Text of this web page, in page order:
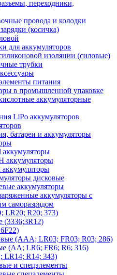
переходники,
провода и колодки
(косичка)
для аккумуляторов
изоляции (силовые)
трубки
питания
в промышленной упаковке
аккумуляторные
LiPo аккумуляторов
батареи и аккумуляторы
аккумуляторы
аккумуляторы
дисковые
аккумуляторы
аккумуляторы с
саморазрядом
LR20; R20; 373)
(3336;3R12)
(AAA; LR03; FR03; R03; 286)
(AA; LR6; FR6; R6; 316)
LR14; R14; 343)
и спецэлементы